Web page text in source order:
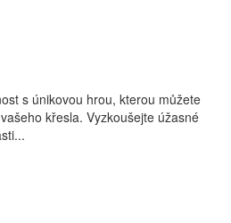
s únikovou hrou, kterou můžete
křesla. Vyzkoušejte úžasné